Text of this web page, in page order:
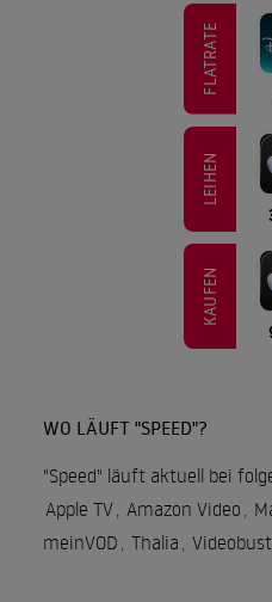
FLATRATE
LEIHEN
KAUFEN
WO LÄUFT "SPEED"?
"Speed" läuft aktuell bei
Apple TV
Amazon Video
meinVOD Thalia